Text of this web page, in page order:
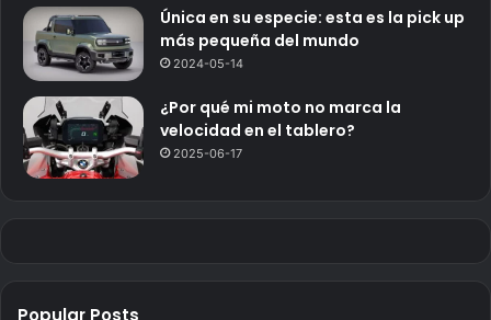
Única en su especie: esta es la pick up
más pequeña del mundo
2024-05-14
¿Por qué mi moto no marca la
velocidad en el tablero?
2025-06-17
Popular Posts